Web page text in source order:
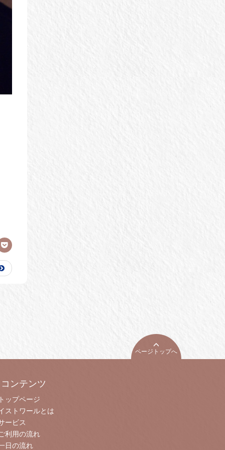
ページトップへ
コンテンツ
ップページ
ストワールとは
ービス
利用の流れ
日の流れ